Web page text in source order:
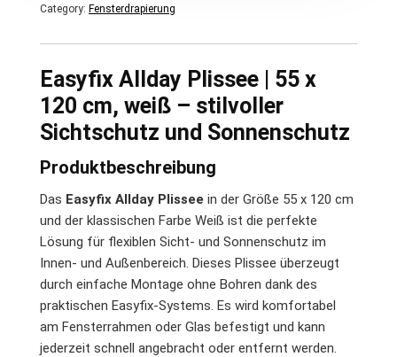
Category: Fensterdrapierung
Easyfix Allday Plissee | 55 x
120 cm, weiß – stilvoller
Sichtschutz und Sonnenschutz
Produktbeschreibung
Das Easyfix Allday Plissee in der Größe 55 x 120 cm
und der klassischen Farbe Weiß ist die perfekte
Lösung für flexiblen Sicht- und Sonnenschutz im
Innen- und Außenbereich. Dieses Plissee überzeugt
durch einfache Montage ohne Bohren dank des
praktischen Easyfix-Systems. Es wird komfortabel
am Fensterrahmen oder Glas befestigt und kann
jederzeit schnell angebracht oder entfernt werden.